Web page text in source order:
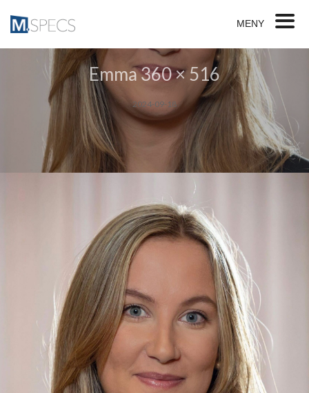
Emma 360 × 516
2024-09-18
MENY